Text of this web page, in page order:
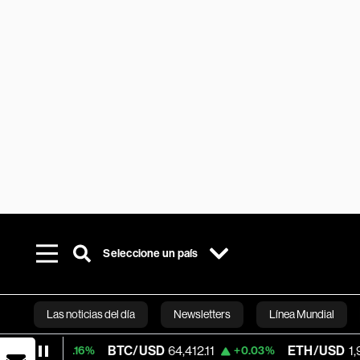
Seleccione un país
Las noticias del día Newsletters Línea Mundial
Bloomberg
BTC/USD 64,412.11 +0.03% ETH/USD 1,906.91